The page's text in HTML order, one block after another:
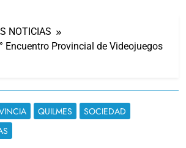
NOTICIAS
Encuentro Provincial de Videojuegos
QUILMES
SOCIEDAD